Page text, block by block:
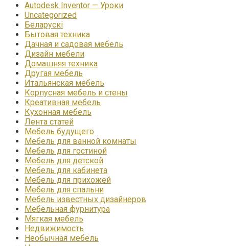
Autodesk Inventor — Уроки
Uncategorized
Беларускі
Бытовая техника
Дачная и садовая мебель
Дизайн мебели
Домашняя техника
Другая мебель
Итальянская мебель
Корпусная мебель и стены
Креативная мебель
Кухонная мебель
Лента статей
Мебель будущего
Мебель для ванной комнаты
Мебель для гостиной
Мебель для детской
Мебель для кабинета
Мебель для прихожей
Мебель для спальни
Мебель известных дизайнеров
Мебельная фурнитура
Мягкая мебель
Недвижимость
Необычная мебель